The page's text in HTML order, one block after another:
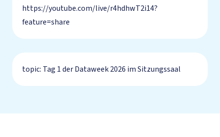
https://youtube.com/live/r4hdhwT2i14?
feature=share
topic: Tag 1 der Dataweek 2026 im Sitzungssaal